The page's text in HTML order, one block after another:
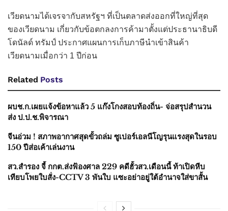
เวียดนามได้เจรจากับสหรัฐฯ ที่เป็นตลาดส่งออกที่ใหญ่ที่สุด
ของเวียดนาม เกี่ยวกับข้อตกลงการค้ามาตั้งแต่ประธานาธิบดี
โดนัลด์ ทรัมป์ ประกาศแผนการเก็บภาษีนำเข้าสินค้า
เวียดนามเมื่อกว่า 1 ปีก่อน
Related Posts
ผบช.ก.เผยแจ้งข้อหาแล้ว 5 แก๊งโกงสอบท้องถิ่น- จ่อสรุปสำนวน
ส่ง ป.ป.ช.พิจารณา
จีนอ่วม ! สภาพอากาศสุดขั้วถล่ม ซูเปอร์เอลนีโญรุนแรงสุดในรอบ
150 ปีส่อเค้าเล่นงาน
สว.สำรอง จี้ กกต.ส่งฟ้องศาล 229 คดีฮั้วสว.เดือนนี้ ท้าเปิดหีบ
เทียบโพยใบสั่ง-CCTV 3 พันใบ แซะอย่าอยู่ใต้อำนาจใส่ขาสั้น